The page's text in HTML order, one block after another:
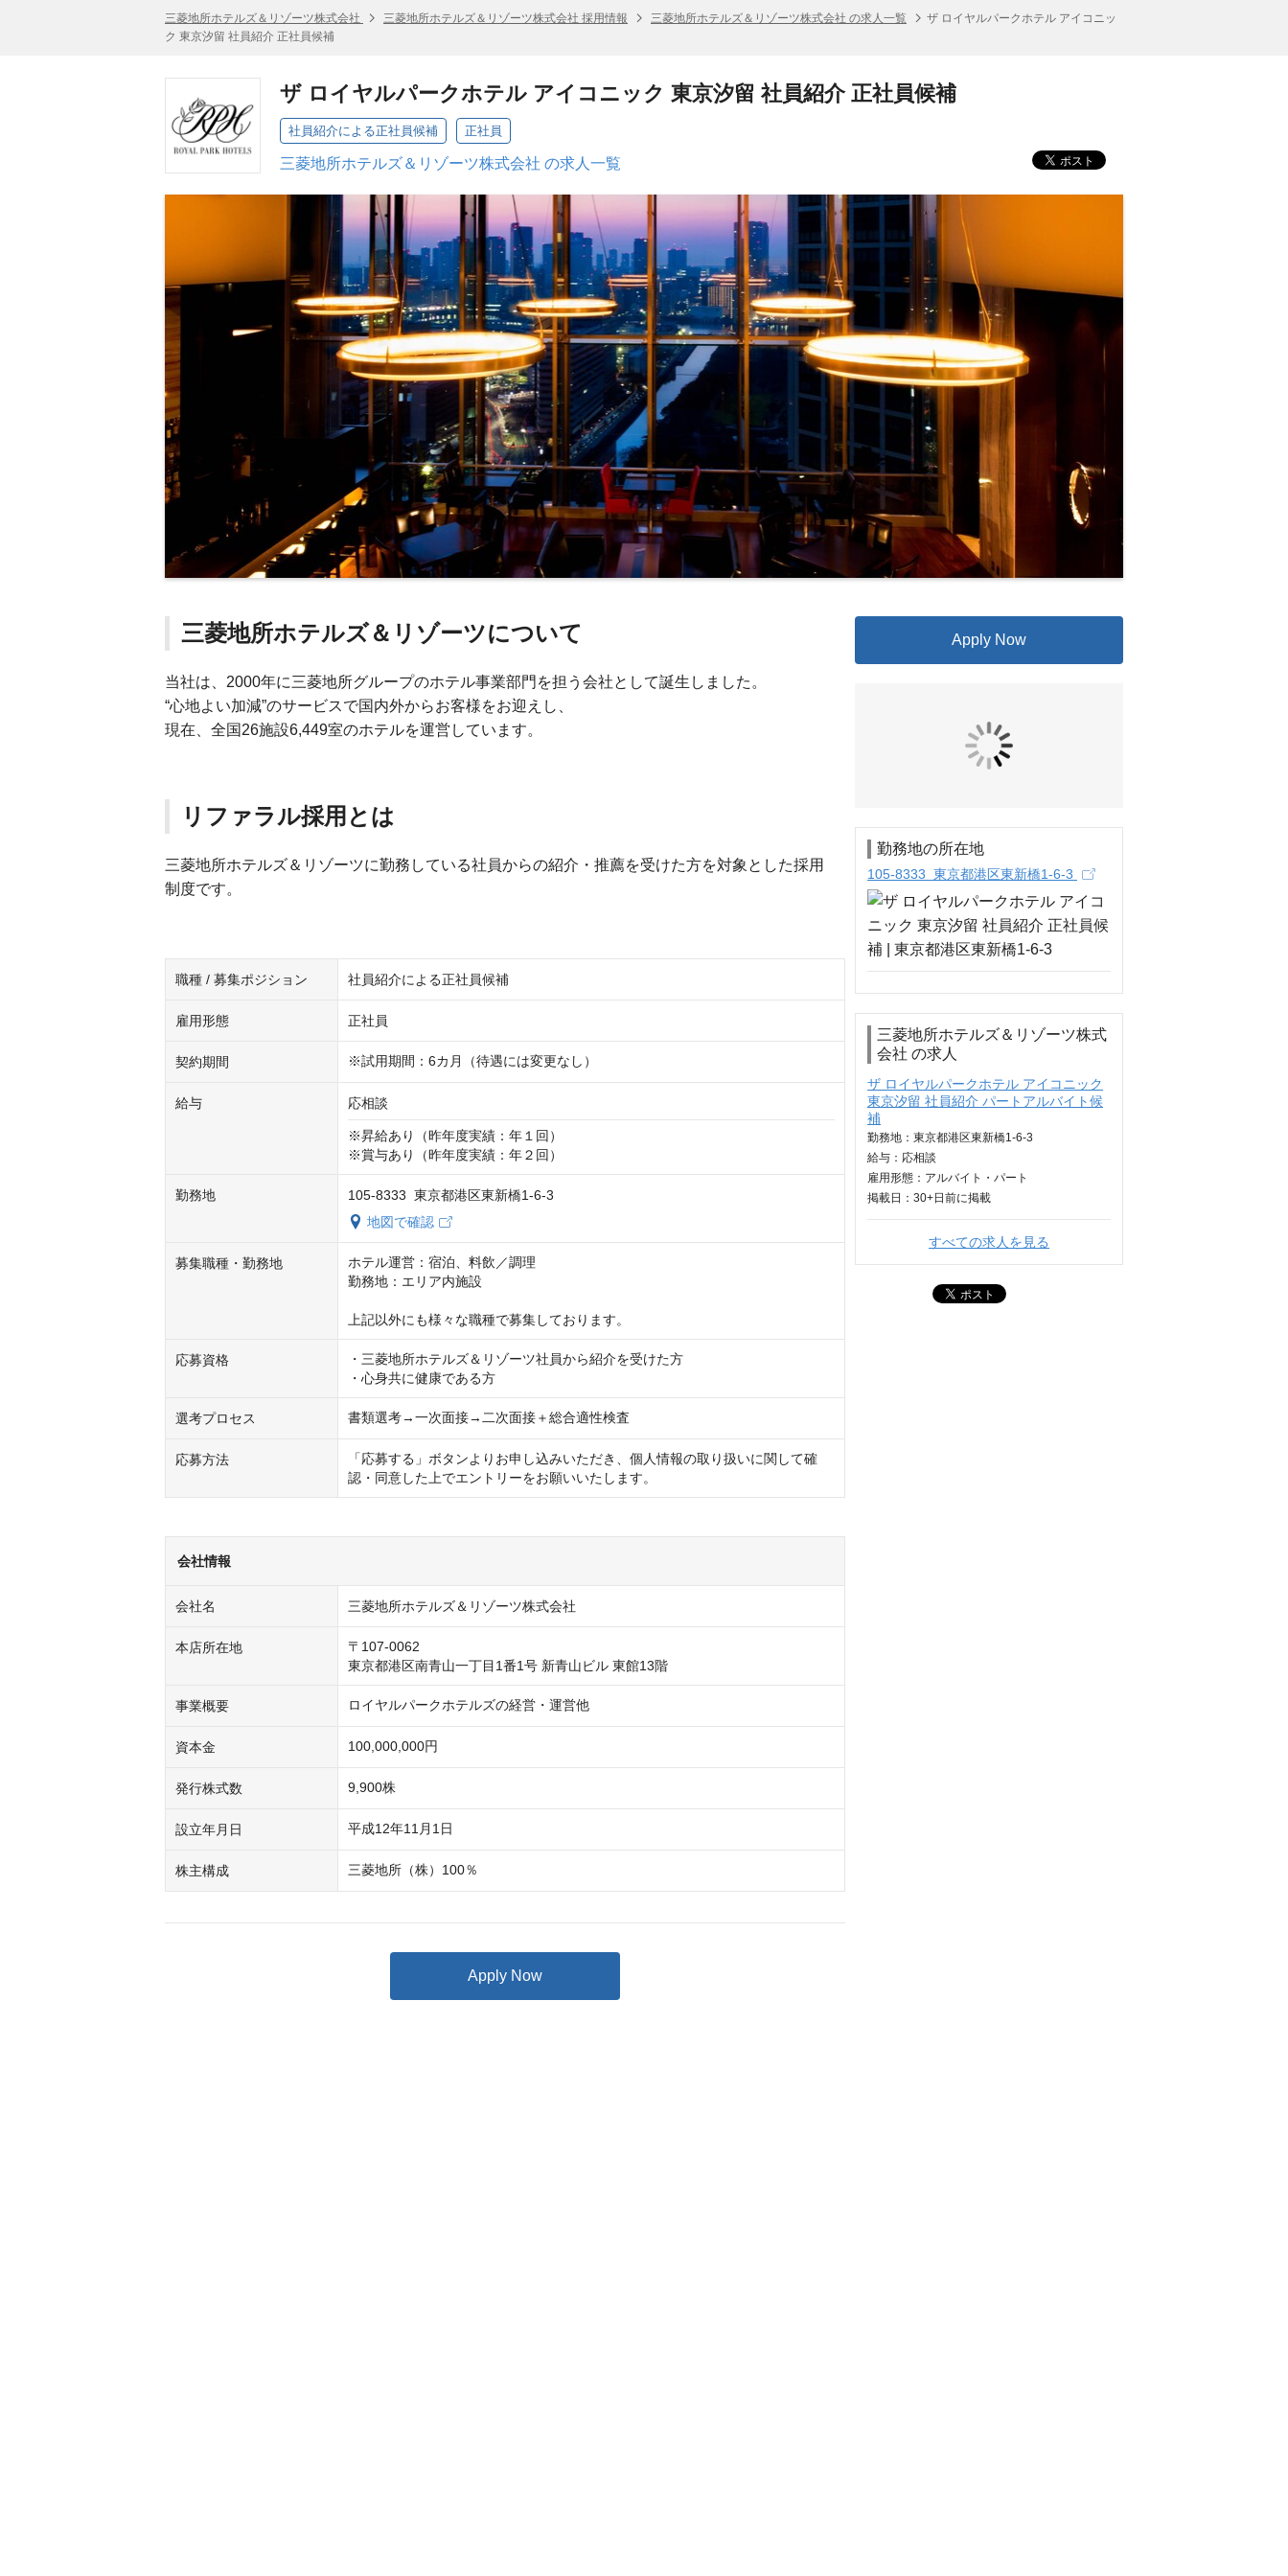
三菱地所ホテルズ＆リゾーツ株式会社 三菱地所ホテルズ＆リゾーツ株式会社 採用情報 三菱地所ホテルズ＆リゾーツ株式会社 の求人一覧
ザ ロイヤルパークホテル アイコニッ
ク 東京汐留 社員紹介 正社員候補
ザ ロイヤルパークホテル アイコニック 東京汐留 社員紹介 正社員候補
社員紹介による正社員候補 正社員
三菱地所ホテルズ＆リゾーツ株式会社 の求人一覧
三菱地所ホテルズ＆リゾーツについて
当社は、2000年に三菱地所グループのホテル事業部門を担う会社として誕生しました。
“心地よい加減”のサービスで国内外からお客様をお迎えし、
現在、全国26施設6,449室のホテルを運営しています。
リファラル採用とは
三菱地所ホテルズ＆リゾーツに勤務している社員からの紹介・推薦を受けた方を対象とした採用
制度です。
職種 / 募集ポジション 社員紹介による正社員候補
雇用形態 正社員
契約期間 ※試用期間：6カ月（待遇には変更なし）
給与 応相談
※昇給あり（昨年度実績：年１回）
※賞与あり（昨年度実績：年２回）
勤務地
105-8333 東京都港区東新橋1-6-3
地図で確認
募集職種・勤務地
ホテル運営：宿泊、料飲／調理
勤務地：エリア内施設
上記以外にも様々な職種で募集しております。
応募資格
・三菱地所ホテルズ＆リゾーツ社員から紹介を受けた方
・心身共に健康である方
選考プロセス 書類選考→一次面接→二次面接＋総合適性検査
応募方法
「応募する」ボタンよりお申し込みいただき、個人情報の取り扱いに関して確
認・同意した上でエントリーをお願いいたします。
会社情報
会社名 三菱地所ホテルズ＆リゾーツ株式会社
本店所在地
〒107-0062
東京都港区南青山一丁目1番1号 新青山ビル 東館13階
事業概要 ロイヤルパークホテルズの経営・運営他
資本金 100,000,000円
発行株式数 9,900株
設立年月日 平成12年11月1日
株主構成 三菱地所（株）100％
Apply Now
Apply Now
勤務地の所在地
105-8333 東京都港区東新橋1-6-3
三菱地所ホテルズ＆リゾーツ株式
会社 の求人
ザ ロイヤルパークホテル アイコニック
東京汐留 社員紹介 パートアルバイト候
補
勤務地：東京都港区東新橋1-6-3
給与： 応相談
雇用形態：アルバイト・パート
掲載日： 30+日 前に掲載
すべての求人を見る